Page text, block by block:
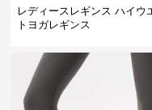
レディースレギンス ハイウ
トヨガレギンス